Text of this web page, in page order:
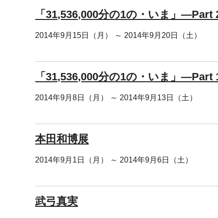
「31,536,000分の1の・いま」
2014年9月15日（月） ～ 2014年9月20日（土）
「31,536,000分の1の・いま」
2014年9月8日（月） ～ 2014年9月13日（土）
本田和博展
2014年9月1日（月） ～ 2014年9月6日（土）
武弓真実